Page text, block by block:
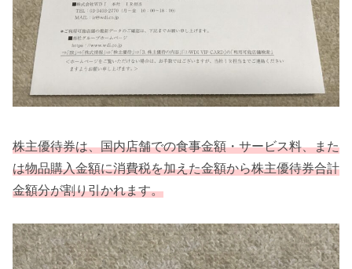
株主優待券は、国内店舗での食事金額・サービス料、また
は物品購入金額に消費税を加えた金額から株主優待券合計
金額分が割り引かれます。